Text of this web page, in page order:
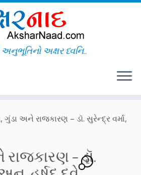
અક્ષર ધ્વનિ..
ગુંડા અને રાજકારણ – ડૉ. સુરેન્દ્ર વર્મા,
– ડૉ.
12